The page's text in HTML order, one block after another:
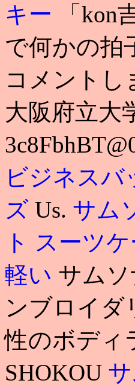
キー
「
で何かの拍
コメントし
大阪府立大
ビジネスバ
ズ Us. サム
ト スーツ
軽い サム
ンブロイダ
性のボディ
SHOKOU